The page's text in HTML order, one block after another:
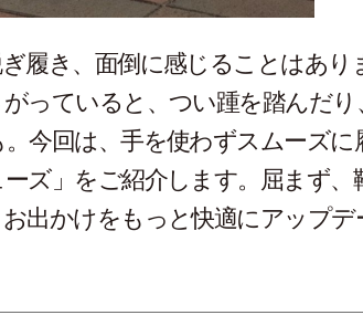
履き、面倒に感じることはあ
っていると、つい踵を踏んだ
今回は、手を使わずスムーズ
ズ」をご紹介します。屈まず、
出かけをもっと快適にアップ